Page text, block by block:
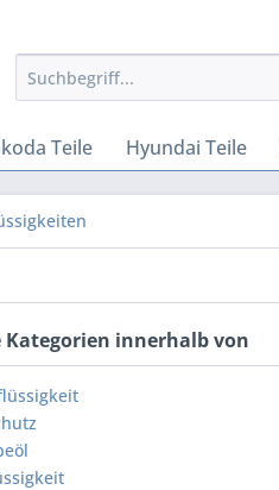
Teile Hyundai Teile
Kategorien innerhalb von